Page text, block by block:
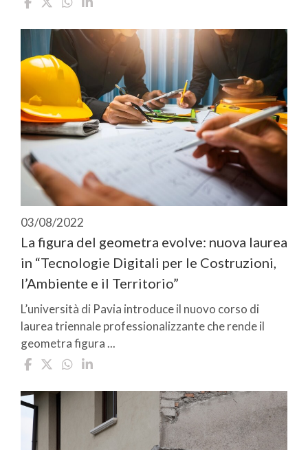
03/08/2022
La figura del geometra evolve: nuova laurea
in “Tecnologie Digitali per le Costruzioni,
l’Ambiente e il Territorio”
L’università di Pavia introduce il nuovo corso di
laurea triennale professionalizzante che rende il
geometra figura ...